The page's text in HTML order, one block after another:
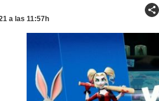
a las 11:57h